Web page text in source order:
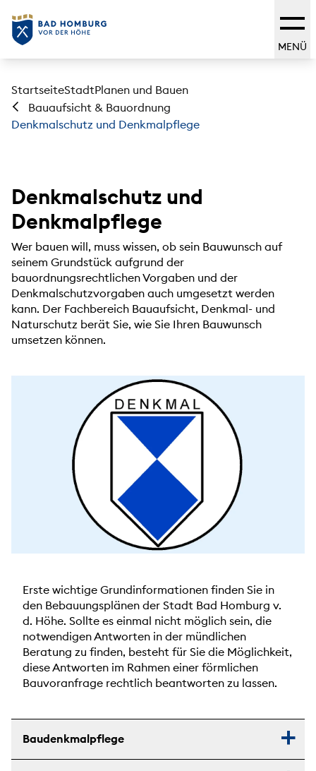
MENÜ
StartseiteStadtPlanen und Bauen
Bauaufsicht & Bauordnung
Denkmalschutz und Denkmalpflege
Denkmalschutz und
Denkmalpflege
Wer bauen will, muss wissen, ob sein Bauwunsch auf
seinem Grundstück aufgrund der
bauordnungsrechtlichen Vorgaben und der
Denkmalschutzvorgaben auch umgesetzt wer­den
kann. Der Fachbereich Bauaufsicht, Denkmal- und
Naturschutz berät Sie, wie Sie Ihren Bauwunsch
umsetzen können.
Erste wichtige Grundinformationen finden Sie in
den Bebauungsplänen der Stadt Bad Homburg v.
d. Höhe. Sollte es einmal nicht möglich sein, die
notwendigen Antworten in der mündlichen
Beratung zu finden, besteht für Sie die Möglichkeit,
diese Antworten im Rahmen einer förmlichen
Bauvoranfrage rechtlich beantworten zu lassen.
Baudenkmalpflege